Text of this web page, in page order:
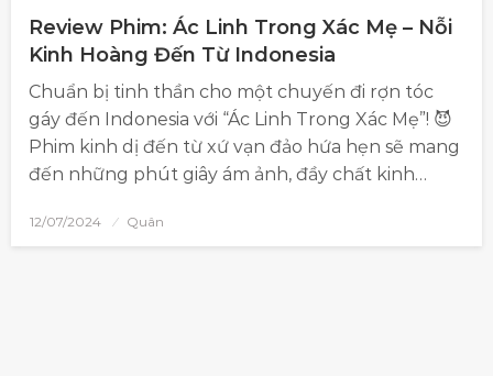
Review Phim: Ác Linh Trong Xác Mẹ – Nỗi
Kinh Hoàng Đến Từ Indonesia
Chuẩn bị tinh thần cho một chuyến đi rợn tóc
gáy đến Indonesia với “Ác Linh Trong Xác Mẹ”! 😈
Phim kinh dị đến từ xứ vạn đảo hứa hẹn sẽ mang
đến những phút giây ám ảnh, đầy chất kinh…
12/07/2024 Quân